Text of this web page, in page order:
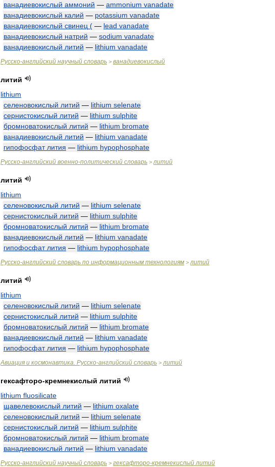
ванадиевокислый аммоний — ammonium vanadate
ванадиевокислый калий — potassium vanadate
ванадиевокислый свинец ( — lead vanadate
ванадиевокислый натрий — sodium vanadate
ванадиевокислый литий — lithium vanadate
Русско-английский научный словарь > ванадиевокислый
литий
lithium
селеновокислый литий — lithium selenate
сернистокислый литий — lithium sulphite
бромноватокислый литий — lithium bromate
ванадиевокислый литий — lithium vanadate
гипофосфат лития — lithium hypophosphate
Русско-английский военно-политический словарь > литий
литий
lithium
селеновокислый литий — lithium selenate
сернистокислый литий — lithium sulphite
бромноватокислый литий — lithium bromate
ванадиевокислый литий — lithium vanadate
гипофосфат лития — lithium hypophosphate
Русско-английский словарь по информационным технологиям > литий
литий
lithium
селеновокислый литий — lithium selenate
сернистокислый литий — lithium sulphite
бромноватокислый литий — lithium bromate
ванадиевокислый литий — lithium vanadate
гипофосфат лития — lithium hypophosphate
Авиация и космонавтика. Русско-английский словарь > литий
гексафторо-кремнекислый литий
lithium fluosilicate
щавелевокислый литий — lithium oxalate
селеновокислый литий — lithium selenate
сернистокислый литий — lithium sulphite
бромноватокислый литий — lithium bromate
ванадиевокислый литий — lithium vanadate
Русско-английский научный словарь > гексафторо-кремнекислый литий